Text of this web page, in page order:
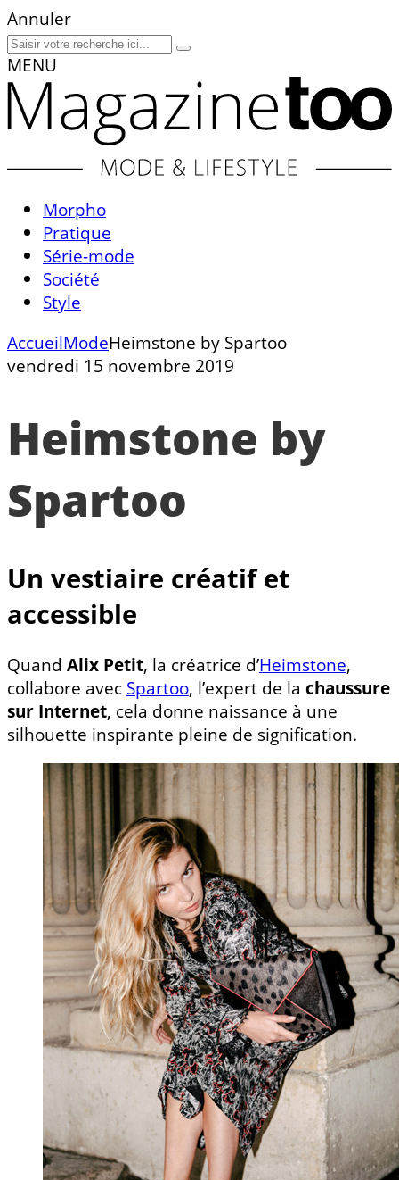
Annuler
MENU
Morpho
Pratique
Série-mode
Société
Style
AccueilModeHeimstone by Spartoo
vendredi 15 novembre 2019
Heimstone by
Spartoo
Un vestiaire créatif et
accessible
Quand Alix Petit, la créatrice d’Heimstone,
collabore avec Spartoo, l’expert de la chaussure
sur Internet, cela donne naissance à une
silhouette inspirante pleine de signification.